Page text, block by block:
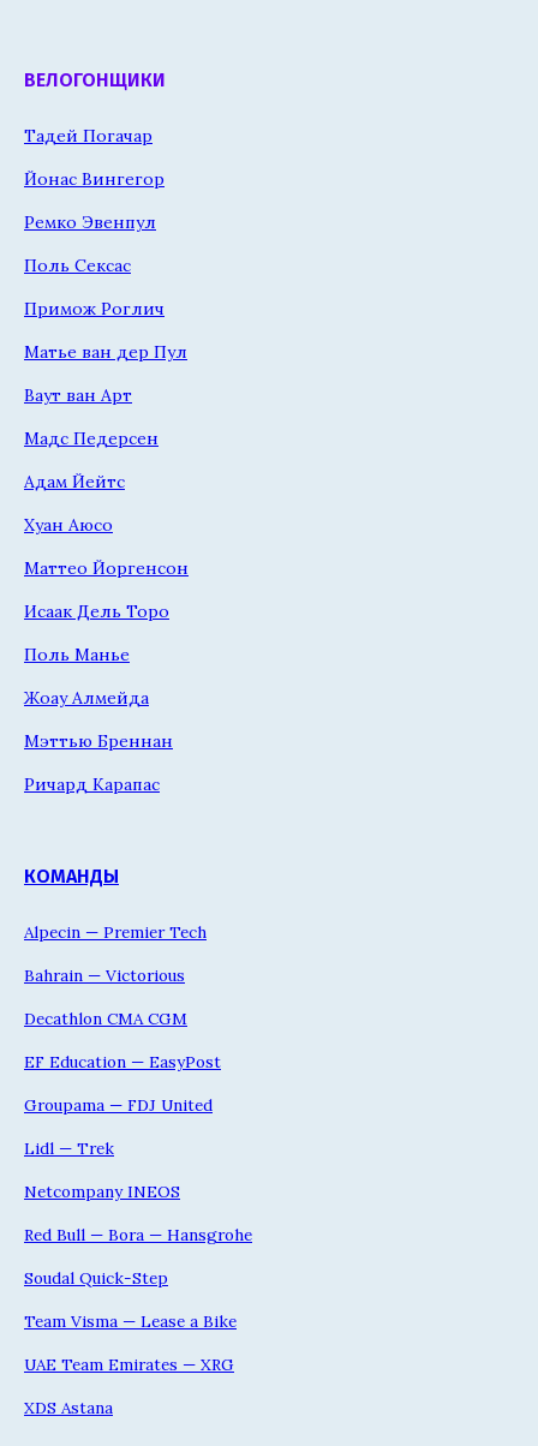
ВЕЛОГОНЩИКИ
Тадей Погачар
Йонас Вингегор
Ремко Эвенпул
Поль Сексас
Примож Роглич
Матье ван дер Пул
Ваут ван Арт
Мадс Педерсен
Адам Йейтс
Хуан Аюсо
Маттео Йоргенсон
Исаак Дель Торо
Поль Манье
Жоау Алмейда
Мэттью Бреннан
Ричард Карапас
КОМАНДЫ
Alpecin — Premier Tech
Bahrain — Victorious
Decathlon CMA CGM
EF Education — EasyPost
Groupama — FDJ United
Lidl — Trek
Netcompany INEOS
Red Bull — Bora — Hansgrohe
Soudal Quick-Step
Team Visma — Lease a Bike
UAE Team Emirates — XRG
XDS Astana